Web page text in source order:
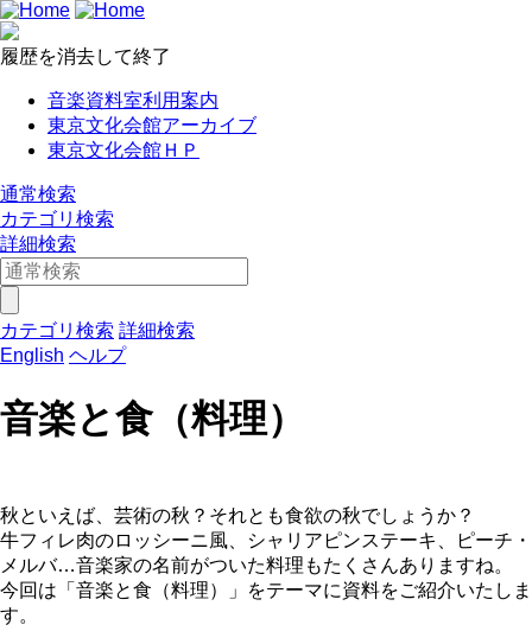
履歴を消去して終了
音楽資料室利用案内
東京文化会館アーカイブ
東京文化会館ＨＰ
通常検索
カテゴリ検索
詳細検索
カテゴリ検索 詳細検索
English ヘルプ
音楽と食（料理）
秋といえば、芸術の秋？それとも食欲の秋でしょうか？
牛フィレ肉のロッシーニ風、シャリアピンステーキ、ピーチ・
メルバ…音楽家の名前がついた料理もたくさんありますね。
今回は「音楽と食（料理）」をテーマに資料をご紹介いたしま
す。